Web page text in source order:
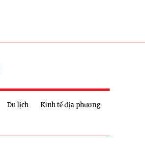
Du lịch
Kinh tế địa phương